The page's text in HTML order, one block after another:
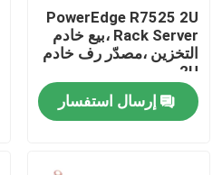
المنزل
المنتجات
PowerEdge R7525 2U
Rack Server ،بيع خادم
التخزين ،مصدّر رف خادم
2U
إرسال استفسار